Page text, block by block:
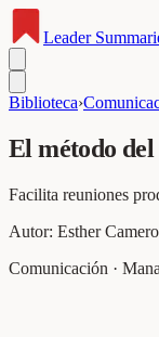
Leader
Biblioteca›
El método
Facilita reuniones
Autor: Esther
Comunicación ·